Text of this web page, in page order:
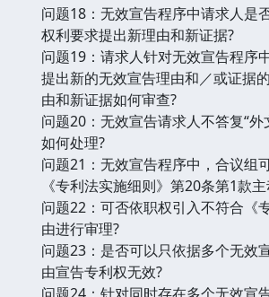
问题18：无效宣告程序中请求人是
权利要求提出新理由和新证据?
问题19：请求人针对无效宣告程序
提出新的无效宣告理由和／或证据
由和新证据如何审查?
问题20：无效宣告请求人不答复“
如何处理?
问题21：无效宣告程序中，合议组
《专利法实施细则》第20条第1款
问题22：可否依职权引入不符合《
由进行审理?
问题23：是否可以只依据多个无效
由宣告专利权无效?